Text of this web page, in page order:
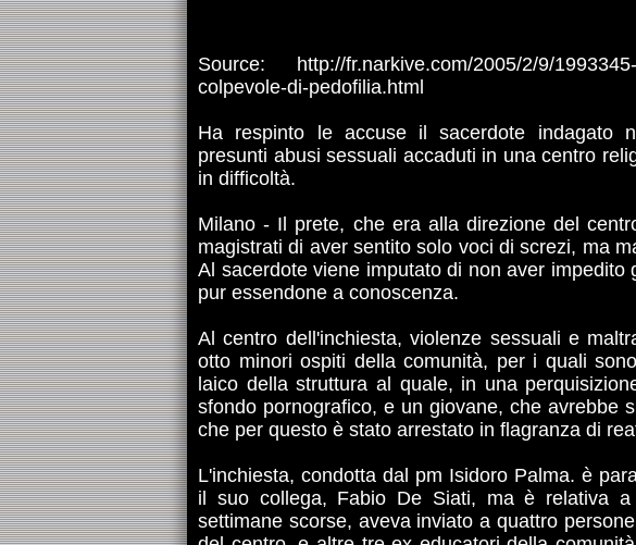
Source: http://fr.narkive.com/2005/2/9/
colpevole-di-pedofilia.html
Ha respinto le accuse il sacerdote indagato
presunti abusi sessuali accaduti in una centro
in difficoltà.
Milano - Il prete, che era alla direzione del
magistrati di aver sentito solo voci di screzi, ma
Al sacerdote viene imputato di non aver impedito
pur essendone a conoscenza.
Al centro dell'inchiesta, violenze sessuali e
otto minori ospiti della comunità, per i quali
laico della struttura al quale, in una
sfondo pornografico, e un giovane, che avrebbe
che per questo è stato arrestato in flagranza di
L'inchiesta, condotta dal pm Isidoro Palma. è
il suo collega, Fabio De Siati, ma è relativa
settimane scorse, aveva inviato a quattro